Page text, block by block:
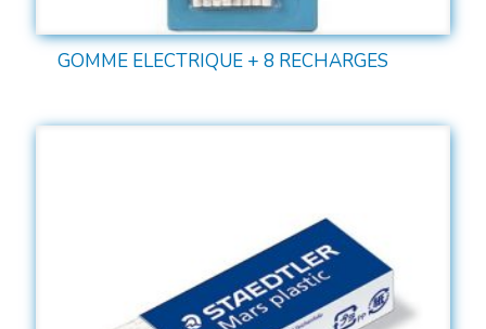
GOMME ELECTRIQUE + 8 RECHARGES